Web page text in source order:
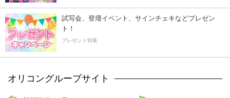
試写会、登壇イベント、サインチェキなどプレゼン
ト！
プレゼント特集
オリコングループサイト